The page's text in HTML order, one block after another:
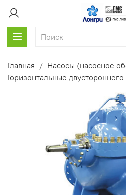
Главная Насосы (насосное
Горизонтальные двустороннего